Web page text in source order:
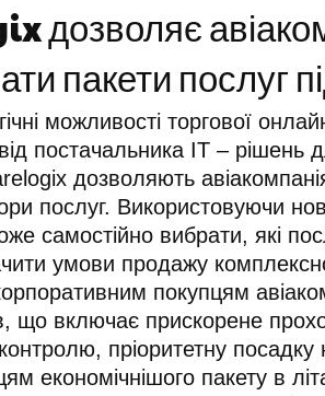
дозволяє
пакети послуг
можливості торгової
постачальника IT – рішень
дозволяють
послуг. Використовуючи
самостійно вибрати, які
умови продажу
покупцям
що включає прискорене
пріоритетну
економічнішого пакету в